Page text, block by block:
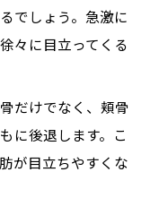
でしょう。急激に
々に目立ってくる
だけでなく、頬骨
に後退します。こ
が目立ちやすくな